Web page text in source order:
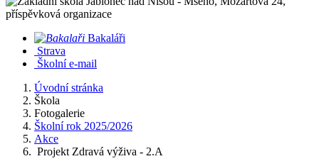
Bakaláři
Strava
Školní e-mail
Úvodní stránka
Škola
Fotogalerie
Školní rok 2025/2026
Akce
Projekt Zdravá výživa - 2.A